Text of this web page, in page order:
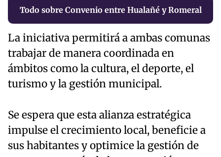
Todo sobre Convenio entre Hualañé y Romeral
La iniciativa permitirá a ambas comunas
trabajar de manera coordinada en
ámbitos como la cultura, el deporte, el
turismo y la gestión municipal.
Se espera que esta alianza estratégica
impulse el crecimiento local, beneficie a
sus habitantes y optimice la gestión de